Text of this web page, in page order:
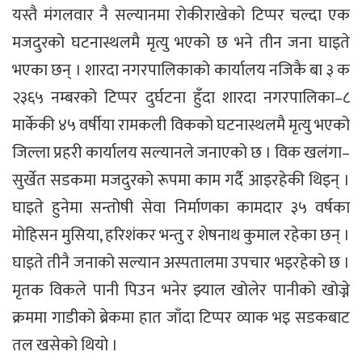
यस्तै मंगलवार नै सल्यानमा रोकीराखेको टिप्पर चल्दा एक
मजदुरको घटनास्थलमै मृत्यु भएको छ भने तीन जना घाइते
भएका छन् । शारदा नगरपालिकाको कार्यालय नजिकै बा ३ क
२३६५ नम्बरको टिप्पर दुर्घटना हुँदा शारदा नगरपालिका–८
मार्केकी ४५ वर्षीया रामकली विकको घटनास्थलमै मृत्यु भएको
जिल्ला प्रहरी कार्यालय सल्यानले जनाएको छ । विक खलंगा–
सुर्खेत सडकमा मजदुरको रूपमा काम गर्दै आइरहेकी थिइन् ।
घाइते हुनेमा सन्तोषी सेवा निर्माणका कामदार ३५ वर्षका
मोहिसन मुसिया, हरिशंकर भन्तु र शेषनाथ कुमाल रहेका छन् ।
घाइते तीनै जनाको सल्यान अस्पतालमा उपचार भइरहेको छ ।
मृतक विकले पानी पिउन भनेर झ्याल खोलेर पानीको खोज्ने
क्रममा गाडीको ब्रेकमा हात जाँदा टिप्पर व्याक भइ सडकबाट
तल खसेको थियो ।